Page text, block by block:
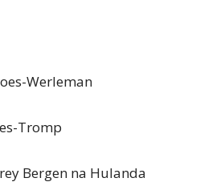
Werleman
Tromp
Bergen na Hulanda